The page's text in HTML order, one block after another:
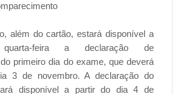
além do cartão, estará disponível a
feira a declaração de
primeiro dia do exame, que deverá
3 de novembro. A declaração do
disponível a partir do dia 4 de